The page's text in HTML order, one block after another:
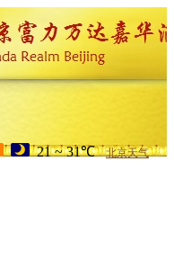
21 ~ 31℃ 北京天气